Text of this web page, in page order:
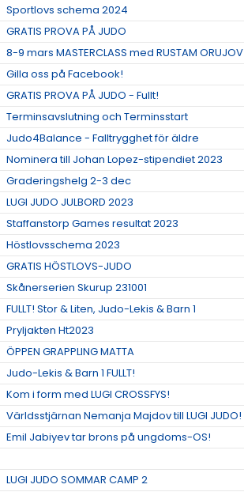
Sportlovs schema 2024
GRATIS PROVA PÅ JUDO
8-9 mars MASTERCLASS med RUSTAM ORUJOV
Gilla oss på Facebook!
GRATIS PROVA PÅ JUDO - Fullt!
Terminsavslutning och Terminsstart
Judo4Balance - Falltrygghet för äldre
Nominera till Johan Lopez-stipendiet 2023
Graderingshelg 2-3 dec
LUGI JUDO JULBORD 2023
Staffanstorp Games resultat 2023
Höstlovsschema 2023
GRATIS HÖSTLOVS-JUDO
Skånerserien Skurup 231001
FULLT! Stor & Liten, Judo-Lekis & Barn 1
Pryljakten Ht2023
ÖPPEN GRAPPLING MATTA
Judo-Lekis & Barn 1 FULLT!
Kom i form med LUGI CROSSFYS!
Världsstjärnan Nemanja Majdov till LUGI JUDO!
Emil Jabiyev tar brons på ungdoms-OS!
LUGI JUDO SOMMAR CAMP 2